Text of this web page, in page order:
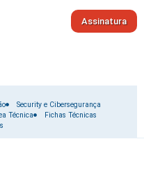
Assinatura
Security e Cibersegurança
Técnica
Fichas Técnicas